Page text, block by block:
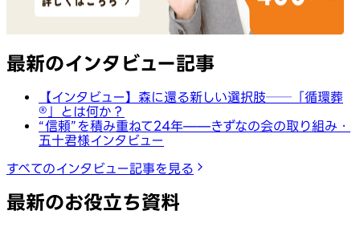
最新のインタビュー記事
【インタビュー】森に還る新しい選択肢──「循環葬
®︎」とは何か？
“信頼”を積み重ねて24年——きずなの会の取り組み・
五十君様インタビュー
すべてのインタビュー記事を見る
最新のお役立ち資料